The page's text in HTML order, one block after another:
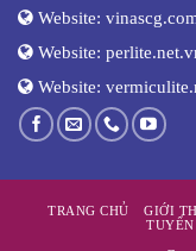
Website:
Website:
Website:
TRANG CHỦ GIỚI